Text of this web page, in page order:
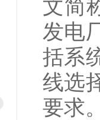
文简
发电
括系
线选
要求